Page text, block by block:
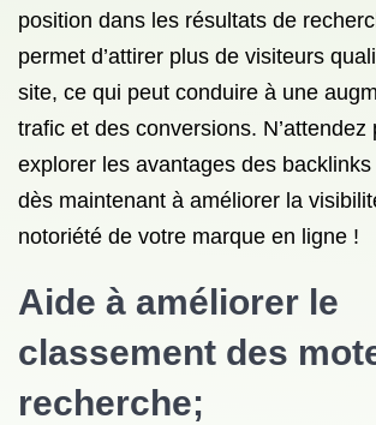
position dans les résultats de
permet d’attirer plus de visiteurs
site, ce qui peut conduire à une
trafic et des conversions. N’attendez
explorer les avantages des
dès maintenant à améliorer la
notoriété de votre marque en ligne !
Aide à améliorer le
classement des
recherche;